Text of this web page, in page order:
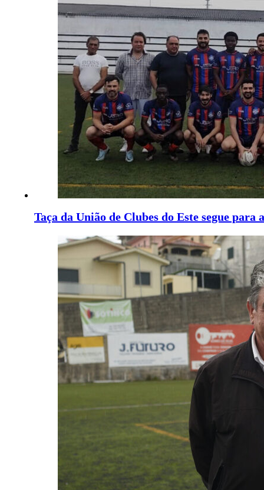
Taça da União de Clubes do Este segue para